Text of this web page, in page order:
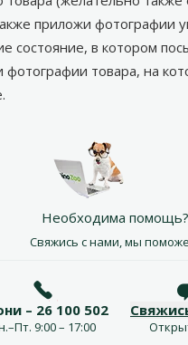
приложи фотографии
состояние, в котором
фотографии товара, на
Необходима помощь?
Свяжись с нами, мы
– 26 100 502
9:00 – 17:00